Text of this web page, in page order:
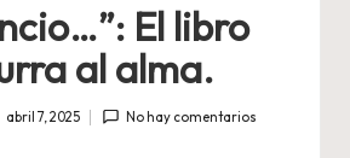
El libro
al alma.
abril 7, 2025 No hay comentarios